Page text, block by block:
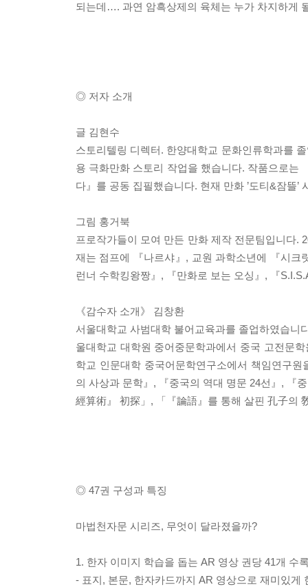
되는데…. 과연 암흑상제의 육체는 누가 차지하게
◎ 저자 소개
글 김현수
스토리텔링 디렉터. 한양대학교 문화인류학과를
용 극화만화 스토리 작업을 했습니다. 작품으로는
다』를 공동 집필했습니다. 현재 만화 ’도티&잠뜰
그림 홍거북
프로작가들이 모여 만든 만화 제작 전문팀입니다.
재는 점프에 『나르샤』, 교원 과학소년에 『시
런너 수학킹왕짱』, 『만화로 보는 오싱』, 『
《감수자 소개》 김창환
서울대학교 사범대학 불어교육과를 졸업하였습니
울대학교 대학원 중어중문학과에서 중국 고전문
학교 인문대학 중국어문학연구소에서 책임연구
의 사상과 문학』, 『중국의 역대 명문 24선』, 『
經算術』 初探」, 「『論語』를 통해 살핀 孔子의
◎ 47권 구성과 특징
마법천자문 시리즈, 무엇이 달라졌을까?
1. 한자 이미지 학습을 돕는 AR 영상 권당 41개 수
- 표지, 본문, 한자카드까지 AR 영상으로 재미있게